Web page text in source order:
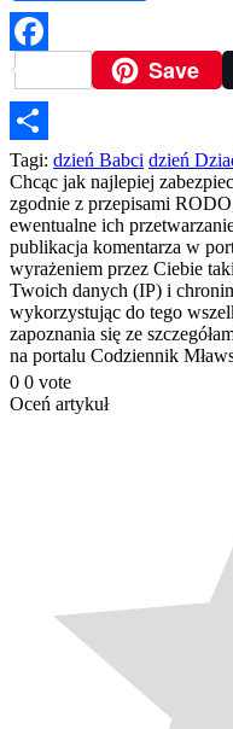
FacebookSave
Podziel
się
Tagi: dzień Babci dzień
Chcąc jak najlepiej
zgodnie z przepisami
ewentualne ich
publikacja komentarza w
wyrażeniem przez Ciebie
Twoich danych (IP) i
wykorzystując do tego
zapoznania się ze
na portalu Codziennik
0 0 vote
Oceń artykuł